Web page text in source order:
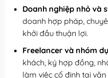
Doanh nghiệp nhỏ và
doanh hợp pháp,
khởi đầu thuận lợi.
Freelancer và nhóm
khách, ký hợp đồng,
làm việc cố định tại văn